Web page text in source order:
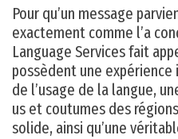
Pour qu’un message
exactement comme l’a
Language Services fait
possèdent une
de l’usage de la langue,
us et coutumes des
solide, ainsi qu’une